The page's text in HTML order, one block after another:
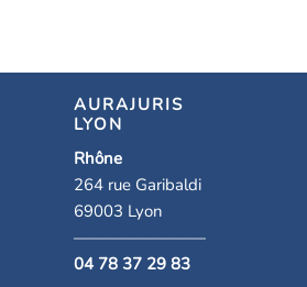
AURAJURIS
LYON
Rhône
264 rue Garibaldi
69003 Lyon
————————
04 78 37 29 83